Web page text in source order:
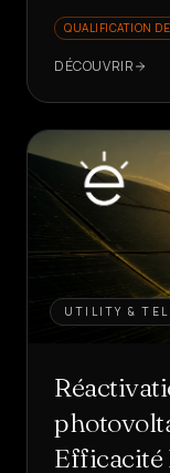
QUALIFICATION
DÉCOUVRIR
UTILITY &
Efficacité